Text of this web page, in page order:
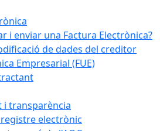
i enviar una Factura Electrònica?
de dades del creditor
Empresarial (FUE)
i transparència
electrònic